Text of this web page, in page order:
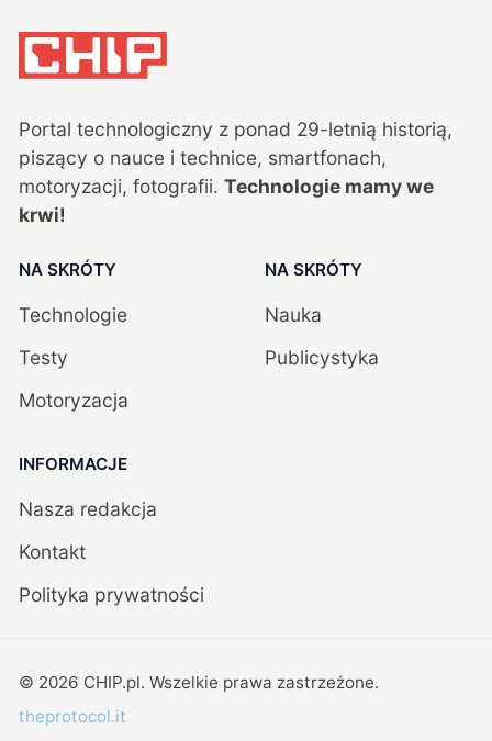
Portal technologiczny z ponad 29-letnią historią,
piszący o nauce i technice, smartfonach,
motoryzacji, fotografii. Technologie mamy we
krwi!
NA SKRÓTY
Technologie
Testy
Motoryzacja
NA SKRÓTY
Nauka
Publicystyka
INFORMACJE
Nasza redakcja
Kontakt
Polityka prywatności
© 2026 CHIP.pl. Wszelkie prawa zastrzeżone.
theprotocol.it